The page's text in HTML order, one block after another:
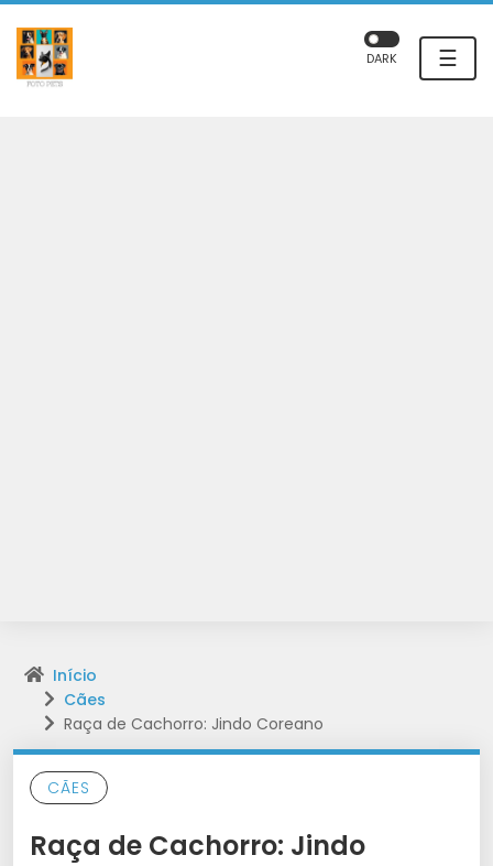
☰
DARK
Início
Cães
Raça de Cachorro: Jindo Coreano
CÃES
Raça de Cachorro: Jindo